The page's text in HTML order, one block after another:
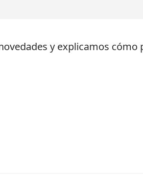
y explicamos cómo